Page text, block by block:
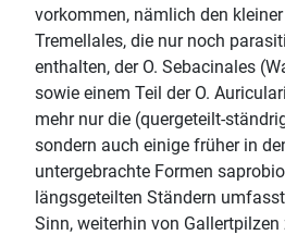
vorkommen, nämlich den
Tremellales, die nur noch
enthalten, der O. Sebacinales
sowie einem Teil der O.
mehr nur die (quergeteilt-
sondern auch einige früher in
untergebrachte Formen
längsgeteilten Ständern
Sinn, weiterhin von Gallertpilzen